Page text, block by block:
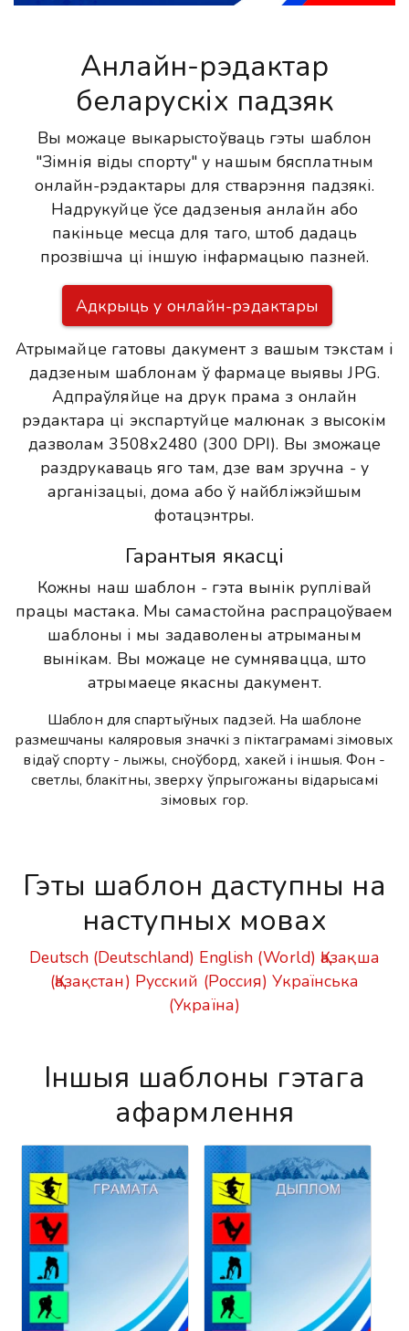
Анлайн-рэдактар
беларускіх падзяк
Вы можаце выкарыстоўваць гэты шаблон
"Зімнія віды спорту" у нашым бясплатным
онлайн-рэдактары для стварэння падзякі.
Надрукуйце ўсе дадзеныя анлайн або
пакіньце месца для таго, штоб дадаць
прозвішча ці іншую інфармацыю пазней.
Адкрыць у онлайн-рэдактары
Атрымайце гатовы дакумент з вашым тэкстам і
дадзеным шаблонам ў фармаце выявы JPG.
Адпраўляйце на друк прама з онлайн
рэдактара ці экспартуйце малюнак з высокім
дазволам 3508x2480 (300 DPI). Вы зможаце
раздрукаваць яго там, дзе вам зручна - у
арганізацыі, дома або ў найбліжэйшым
фотацэнтры.
Гарантыя якасці
Кожны наш шаблон - гэта вынік руплівай
працы мастака. Мы самастойна распрацоўваем
шаблоны і мы задаволены атрыманым
вынікам. Вы можаце не сумнявацца, што
атрымаеце якасны дакумент.
Шаблон для спартыўных падзей. На шаблоне
размешчаны каляровыя значкі з піктаграмамі зімовых
відаў спорту - лыжы, сноўборд, хакей і іншыя. Фон -
светлы, блакітны, зверху ўпрыгожаны відарысамі
зімовых гор.
Гэты шаблон даступны на
наступных мовах
Deutsch (Deutschland) English (World) Қазақша
(Қазақстан) Русский (Россия) Українська
(Україна)
Іншыя шаблоны гэтага
афармлення